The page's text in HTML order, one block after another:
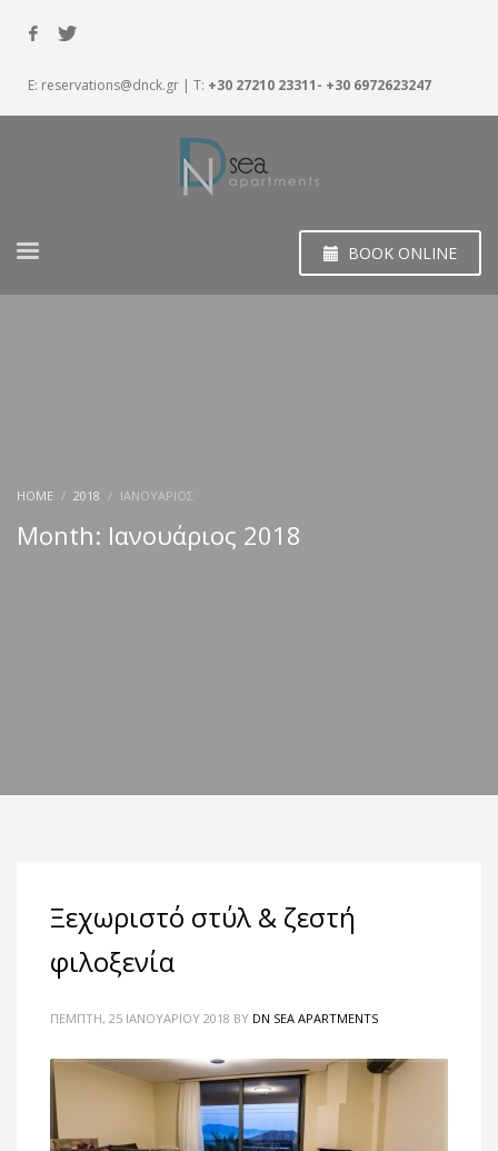
E: reservations@dnck.gr | T: +30 27210 23311- +30 6972623247
BOOK ONLINE
HOME 2018 ΙΑΝΟΥΆΡΙΟΣ
Month: Ιανουάριος 2018
Ξεχωριστό στύλ & ζεστή
φιλοξενία
ΠΈΜΠΤΗ, 25 ΙΑΝΟΥΑΡΊΟΥ 2018 BY DN SEA APARTMENTS